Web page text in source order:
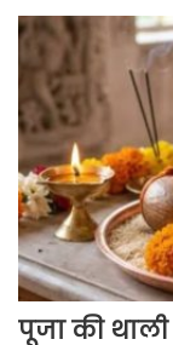
पूजा की थाली